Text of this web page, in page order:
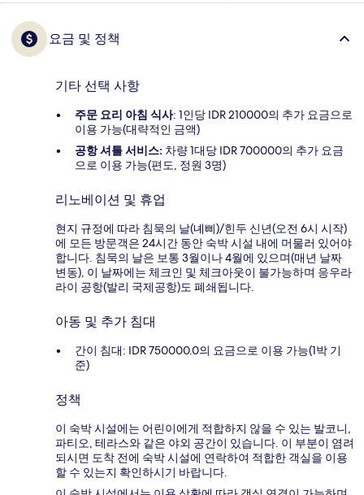
요금 및 정책
기타 선택 사항
주문 요리 아침 식사: 1인당 IDR 210000의 추가 요금으로
이용 가능(대략적인 금액)
공항 셔틀 서비스: 차량 1대당 IDR 700000의 추가 요금
으로 이용 가능(편도, 정원 3명)
리노베이션 및 휴업
현지 규정에 따라 침묵의 날(녜삐)/힌두 신년(오전 6시 시작)
에 모든 방문객은 24시간 동안 숙박 시설 내에 머물러 있어야
합니다. 침묵의 날은 보통 3월이나 4월에 있으며(매년 날짜
변동), 이 날짜에는 체크인 및 체크아웃이 불가능하며 응우라
라이 공항(발리 국제공항)도 폐쇄됩니다.
아동 및 추가 침대
간이 침대: IDR 750000.0의 요금으로 이용 가능(1박 기
준)
정책
이 숙박 시설에는 어린이에게 적합하지 않을 수 있는 발코니,
파티오, 테라스와 같은 야외 공간이 있습니다. 이 부분이 염려
되시면 도착 전에 숙박 시설에 연락하여 적합한 객실을 이용
할 수 있는지 확인하시기 바랍니다.